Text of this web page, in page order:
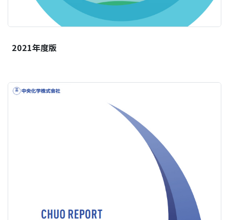
2021年度版